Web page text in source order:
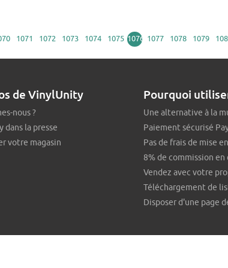
1071 1072 1073 1074 1075 1076 1077 1078 1079
de VinylUnity
nous ?
dans la presse
votre magasin
Pourquoi
Une alternative à la
Paiement sécurisé
Pas de frais de mise
8% de commission en
Vendez avec votre
Téléchargement de
Disposer d'une page